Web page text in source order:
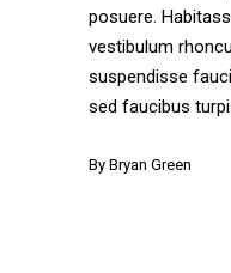
posuere.
vestibulum
suspendisse
sed faucibus
By Bryan Green